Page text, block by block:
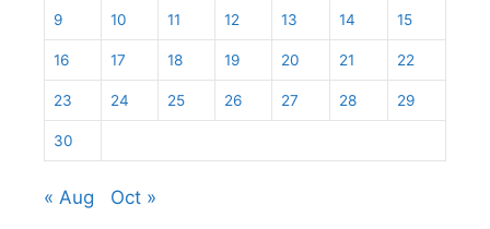
9 10 11 12 13 14 15
16 17 18 19 20 21 22
23 24 25 26 27 28 29
30
« Aug Oct »